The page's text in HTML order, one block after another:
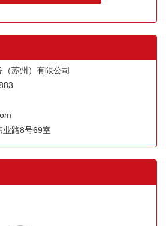
苏州）有限公司
业路8号69室